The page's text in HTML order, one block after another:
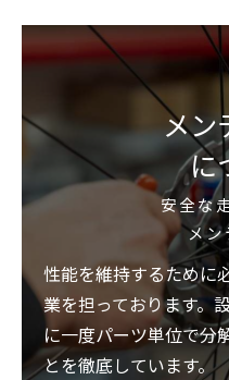
メン
に
安全な
メ
性能を維持するために
業を担っております。
に一度パーツ単位で分
とを徹底しています。